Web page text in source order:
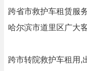
跨省市救护车租赁服
哈尔滨市道里区广大
跨市转院救护车租用,